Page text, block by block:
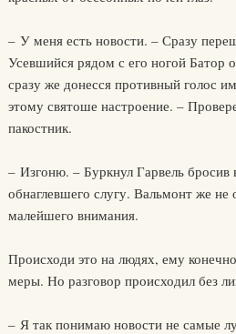
– У меня есть новости. – Сразу
Усевшийся рядом с его ногой Батор
сразу же донесся противный голос
этому святоше настроение. –
пакостник.
– Изгоню. – Буркнул Гарвель бросив
обнаглевшего слугу. Вальмонт же не
малейшего внимания.
Происходи это на людях, ему
меры. Но разговор происходил без
– Я так понимаю новости не самые